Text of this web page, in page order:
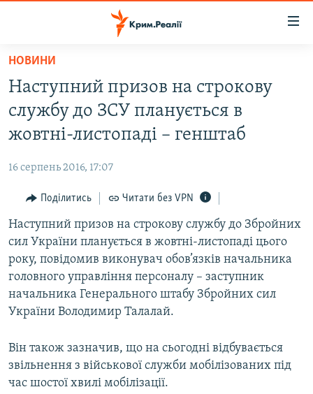
Перейти
основного
матеріалу
Перейти
до
основної
навігації
Перейти
пошуку
ВОДА.КРИМ
ВІДЕО ТА ФОТО
БЛОГИ
ПОГЛЯД
ІНТЕРВ'Ю
ВСЕ ЗА ДЕНЬ
СПЕЦПРОЕКТИ
ДЕПОРТАЦІЯ
СВІДЧЕННЯ ОКУПАЦІЇ
УКРАЇНСЬКА ПРОБЛЕМА КРИМУ
ЯК ОБІЙТИ БЛОКУВАННЯ
Qırımtatar
НОВИНИ
Наступний призов на строкову
службу до ЗСУ планується в
жовтні-листопаді – генштаб
16 серпень 2016, 17:07
Поділитись Читати без VPN
Наступний призов на строкову службу до Збройних
сил України планується в жовтні-листопаді цього
року, повідомив виконувач обов’язків начальника
головного управління персоналу – заступник
начальника Генерального штабу Збройних сил
України Володимир Талалай.
Він також зазначив, що на сьогодні відбувається
звільнення з військової служби мобілізованих під
час шостої хвилі мобілізації.